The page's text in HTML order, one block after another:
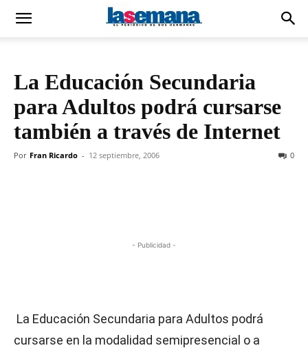
La Educación Secundaria
para Adultos podrá cursarse
también a través de Internet
Por Fran Ricardo - 12 septiembre, 2006 0
- Publicidad -
La Educación Secundaria para Adultos podrá
cursarse en la modalidad semipresencial o a